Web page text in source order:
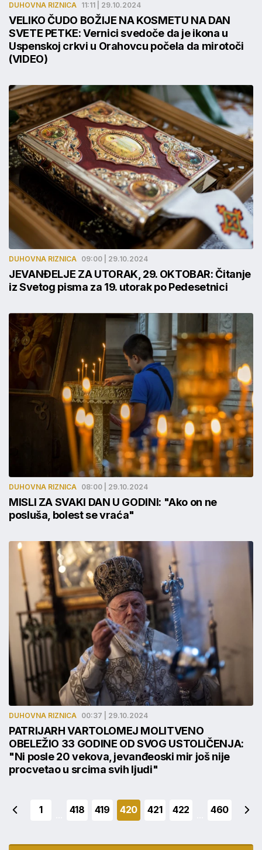
DUHOVNA RIZNICA 11:11 | 29.10.2024
VELIKO ČUDO BOŽIJE NA KOSMETU NA DAN
SVETE PETKE: Vernici svedoče da je ikona u
Uspenskoj crkvi u Orahovcu počela da mirotoči
(VIDEO)
DUHOVNA RIZNICA 09:00 | 29.10.2024
JEVANĐELJE ZA UTORAK, 29. OKTOBAR: Čitanje
iz Svetog pisma za 19. utorak po Pedesetnici
DUHOVNA RIZNICA 08:00 | 29.10.2024
MISLI ZA SVAKI DAN U GODINI: "Ako on ne
posluša, bolest se vraća"
DUHOVNA RIZNICA 00:37 | 29.10.2024
PATRIJARH VARTOLOMEJ MOLITVENO
OBELEŽIO 33 GODINE OD SVOG USTOLIČENJA:
"Ni posle 20 vekova, jevanđeoski mir još nije
procvetao u srcima svih ljudi"
1 418 419 420 421 422 460